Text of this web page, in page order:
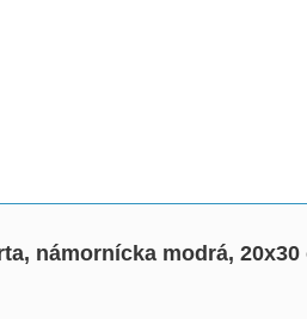
námornícka modrá, 20x30